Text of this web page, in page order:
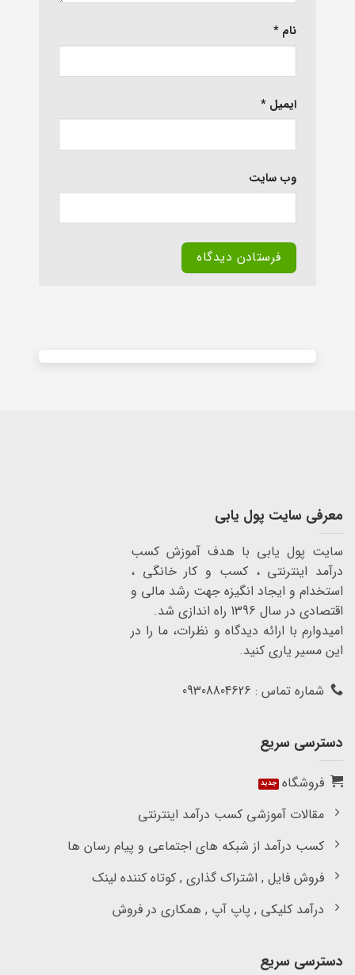
نام *
ایمیل *
وب‌ سایت
معرفی سایت پول یابی
سایت پول یابی با هدف آموزش کسب
درآمد اینترنتی ، کسب و کار خانگی ،
استخدام و ایجاد انگیزه جهت رشد مالی و
اقتصادی در سال 1396 راه اندازی شد.
امیدوارم با ارائه دیدگاه و نظرات، ما را در
این مسیر یاری کنید.
شماره تماس : 09308804626
دسترسی سریع
فروشگاه
مقالات آموزشی کسب درآمد اینترنتی
کسب درآمد از شبکه های اجتماعی و پیام رسان ها
فروش فایل , اشتراک گذاری , کوتاه کننده لینک
درآمد کلیکی , پاپ آپ , همکاری در فروش
دسترسی سریع